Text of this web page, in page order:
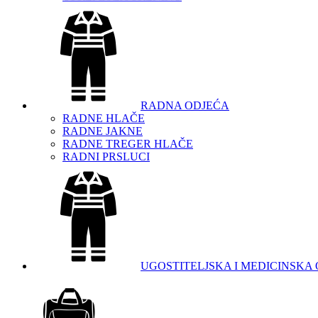
RADNA ODJEĆA
RADNE HLAČE
RADNE JAKNE
RADNE TREGER HLAČE
RADNI PRSLUCI
UGOSTITELJSKA I MEDICINSKA